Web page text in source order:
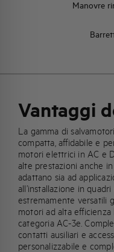
Manovre
Vantaggi
La gamma di
compatta, affidabile e
motori elettrici in AC e
alte prestazioni anche
adattano sia ad
all’installazione in
estremamente versatili
motori ad alta
categoria AC-3e.
contatti ausiliari e
personalizzabile e